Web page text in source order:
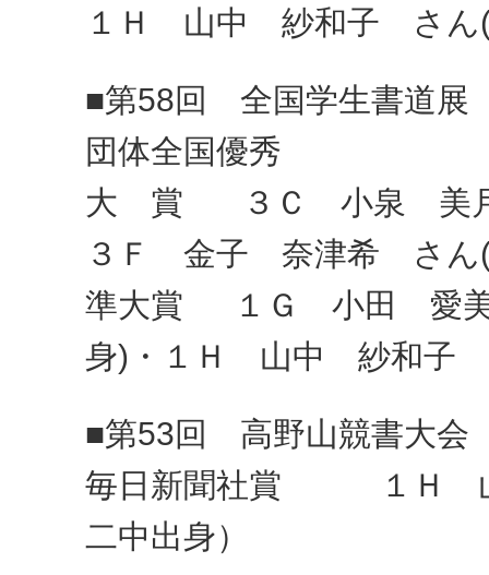
１Ｈ 山中 紗和子 さん(
■第58回 全国学生書道
団体全国優秀
大 賞 ３Ｃ 小泉 美月
３Ｆ 金子 奈津希 さん(
準大賞 １Ｇ 小田 愛美
身)・１Ｈ 山中 紗和子
■第53回 高野山競書大会
毎日新聞社賞 １Ｈ
二中出身）